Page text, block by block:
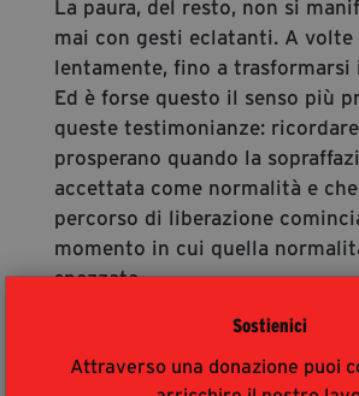
Sostienici
Attraverso una donazione puoi
La paura, del resto, non si
mai con gesti eclatanti. A volte
lentamente, fino a trasformarsi
Ed è forse questo il senso più
queste testimonianze:
prosperano quando la
accettata come normalità e
percorso di liberazione
momento in cui quella
spezzata.